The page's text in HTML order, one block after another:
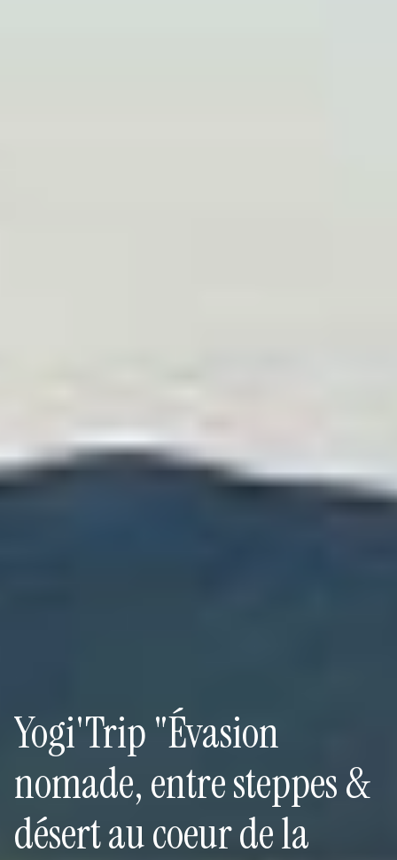
Yogi'Trip "Évasion
nomade, entre steppes &
désert au coeur de la